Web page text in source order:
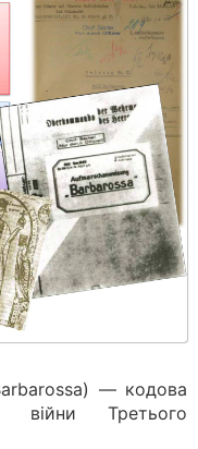
— кодова
війни Третього